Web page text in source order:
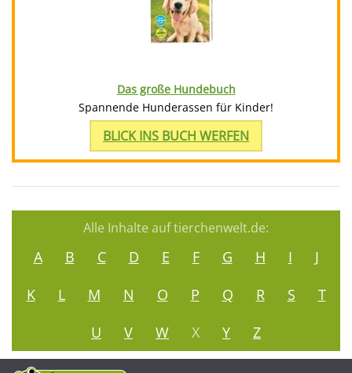
Das große Hundebuch
Spannende Hunderassen für Kinder!
BLICK INS BUCH WERFEN
Alle Inhalte auf tierchenwelt.de:
A B C D E F G H I
J
K
L M N O P Q R S
T
U
V W X Y Z